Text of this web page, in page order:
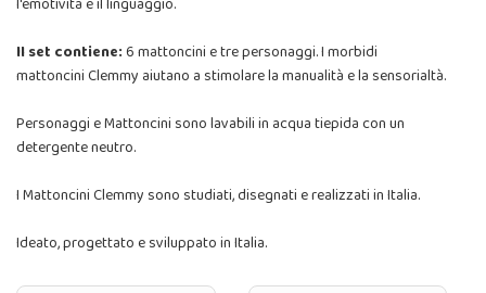
Il set contiene:6 mattoncini e tre personaggi. I morbidi
mattoncini Clemmy aiutano a stimolare la manualità e la sensorialtà.
Personaggi e Mattoncini sono lavabili in acqua tiepida con un
detergente neutro.
I Mattoncini Clemmy sono studiati, disegnati e realizzati in Italia.
Ideato, progettato e sviluppato in Italia.